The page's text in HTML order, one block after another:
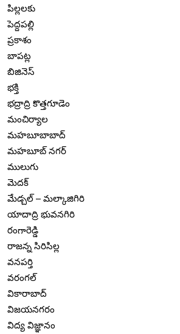
పిల్లలకు
పెద్దపల్లి
ప్రకాశం
బాపట్ల
బిజినెస్
భక్తి
భద్రాద్రి కొత్తగూడెం
మంచిర్యాల
మహబూబాబాద్
మహబూబ్ నగర్
ములుగు
మెదక్
మేడ్చల్ – మల్కాజిగిరి
యాదాద్రి భువనగిరి
రంగారెడ్డి
రాజన్న సిరిసిల్ల
వనపర్తి
వరంగల్
వికారాబాద్
విజయనగరం
విద్య విజ్ఞానం